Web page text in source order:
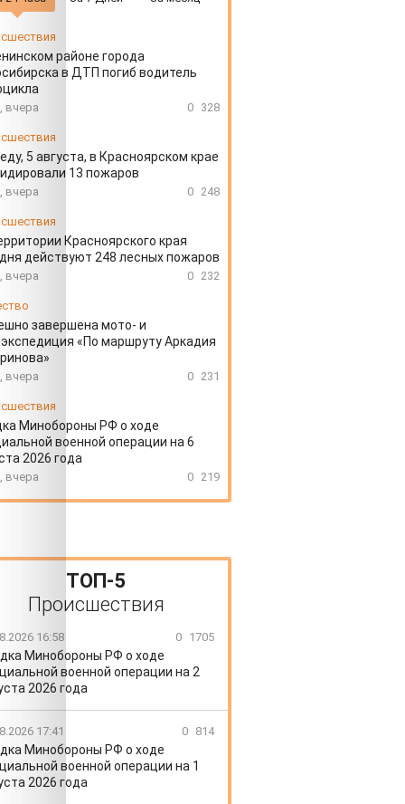
районе города
в ДТП погиб водитель
вчера 0 328
5 августа, в Красноярском крае
13 пожаров
вчера 0 248
Красноярского края
действуют 248 лесных пожаров
вчера 0 232
завершена мото- и
«По маршруту Аркадия
вчера 0 231
Минобороны РФ о ходе
военной операции на 6
2026 года
вчера 0 219
ТОП-5
Происшествия
16:58 0 1705
Минобороны РФ о ходе
военной операции на 2
2026 года
17:41 0 814
Минобороны РФ о ходе
военной операции на 1
2026 года